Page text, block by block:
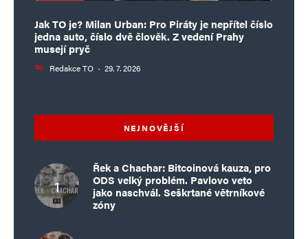
Jak TO je? Milan Urban: Pro Piráty je nepřítel číslo
jedna auto, číslo dvě člověk. Z vedení Prahy
musejí pryč
Redakce TO · 29. 7. 2026
NEJNOVĚJŠÍ
Řek a Chachar: Bitcoinová kauza, pro
ODS velký problém. Pavlovo veto
jako naschvál. Seškrtané větrníkové
zóny